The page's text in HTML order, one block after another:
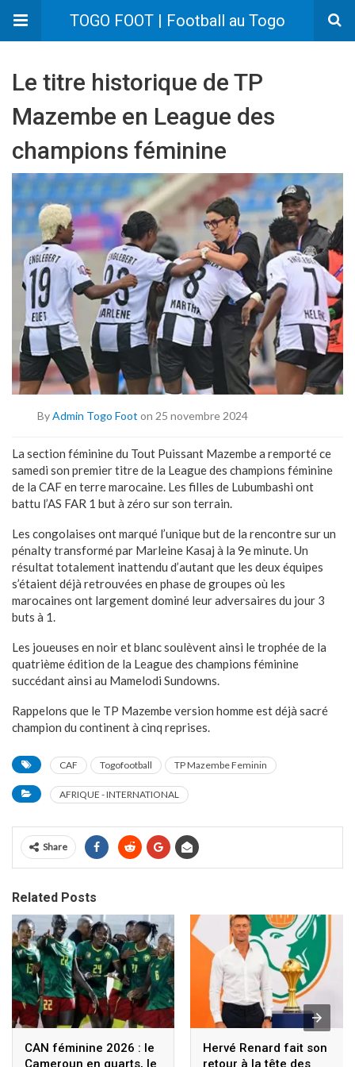
TOGO FOOT | Football au Togo
Le titre historique de TP
Mazembe en League des
champions féminine
By Admin Togo Foot on 25 novembre 2024
La section féminine du Tout Puissant Mazembe a remporté ce
samedi son premier titre de la League des champions féminine
de la CAF en terre marocaine. Les filles de Lubumbashi ont
battu l’AS FAR 1 but à zéro sur son terrain.
Les congolaises ont marqué l’unique but de la rencontre sur un
pénalty transformé par Marleine Kasaj à la 9e minute. Un
résultat totalement inattendu d’autant que les deux équipes
s’étaient déjà retrouvées en phase de groupes où les
marocaines ont largement dominé leur adversaires du jour 3
buts à 1.
Les joueuses en noir et blanc soulèvent ainsi le trophée de la
quatrième édition de la League des champions féminine
succédant ainsi au Mamelodi Sundowns.
Rappelons que le TP Mazembe version homme est déjà sacré
champion du continent à cinq reprises.
CAF Togofootball TP Mazembe Feminin
AFRIQUE - INTERNATIONAL
Share
Related Posts
CAN féminine 2026 : le
Cameroun en quarts, le
Hervé Renard fait son
retour à la tête des